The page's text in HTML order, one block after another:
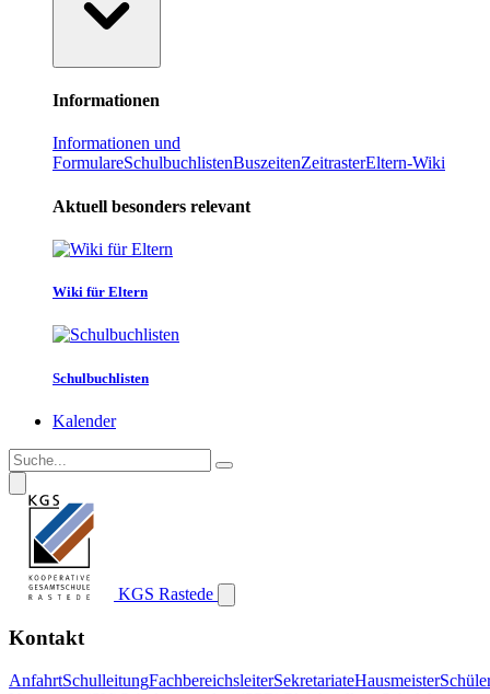
Informationen
Informationen und
FormulareSchulbuchlistenBuszeitenZeitrasterEltern-Wiki
Aktuell besonders relevant
Wiki für Eltern
Schulbuchlisten
Kalender
KGS Rastede
Kontakt
AnfahrtSchulleitungFachbereichsleiterSekretariateHausmeister